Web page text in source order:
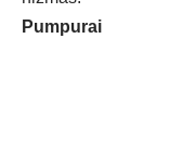
Pum­pu­rai